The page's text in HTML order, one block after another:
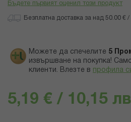
със
Бъдете първият оценил този продукт
Безплатна доставка за над 50.00 € /
Можете да спечелите 5
извършване на покупка!
клиенти. Влезте в профила
5,19 € / 10,15